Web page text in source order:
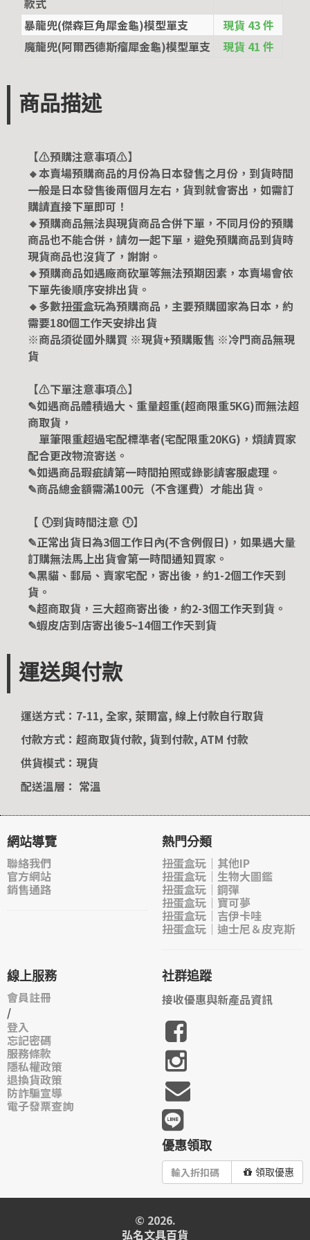
款式
暴龍兜(傑森巨角犀金龜)模型單支
現貨 43 件
魔龍兜(阿爾西德斯瘤犀金龜)模型單支
現貨 41 件
商品描述
【⚠️預購注意事項⚠️】
🔸本賣場預購商品的月份為日本發售之月份，到貨時間
一般是日本發售後兩個月左右，貨到就會寄出，如需訂
購請直接下單即可！
🔸預購商品無法與現貨商品合併下單，不同月份的預購
商品也不能合併，請勿一起下單，避免預購商品到貨時
現貨商品也沒貨了，謝謝。
🔸預購商品如遇廠商砍單等無法預期因素，本賣場會依
下單先後順序安排出貨。
🔸多數扭蛋盒玩為預購商品，主要預購國家為日本，約
需要180個工作天安排出貨
※商品須從國外購買 ※現貨+預購販售 ※冷門商品無現
貨
【⚠️下單注意事項⚠️】
✎如遇商品體積過大、重量超重(超商限重5KG)而無法超
商取貨，
單筆限重超過宅配標準者(宅配限重20KG)，煩請買家
配合更改物流寄送。
✎如遇商品瑕疵請第一時間拍照或錄影請客服處理。
✎商品總金額需滿100元（不含運費）才能出貨。
【 🕛到貨時間注意 🕛】
✎正常出貨日為3個工作日內(不含例假日)，如果遇大量
訂購無法馬上出貨會第一時間通知買家。
✎黑貓、郵局、賣家宅配，寄出後，約1-2個工作天到
貨。
✎超商取貨，三大超商寄出後，約2-3個工作天到貨。
✎蝦皮店到店寄出後5~14個工作天到貨
運送與付款
運送方式：7-11, 全家, 萊爾富, 線上付款自行取貨
付款方式：超商取貨付款, 貨到付款, ATM 付款
供貨模式：現貨
配送溫層： 常溫
網站導覽
聯絡我們
官方網站
銷售通路
熱門分類
扭蛋盒玩｜其他IP
扭蛋盒玩｜生物大圖鑑
扭蛋盒玩｜鋼彈
扭蛋盒玩｜寶可夢
扭蛋盒玩｜吉伊卡哇
扭蛋盒玩｜迪士尼＆皮克斯
線上服務
會員註冊
/
登入
忘記密碼
服務條款
隱私權政策
退換貨政策
防詐騙宣導
電子發票查詢
社群追蹤
接收優惠與新產品資訊
優惠領取
領取優惠
© 2026.
弘名文具百貨